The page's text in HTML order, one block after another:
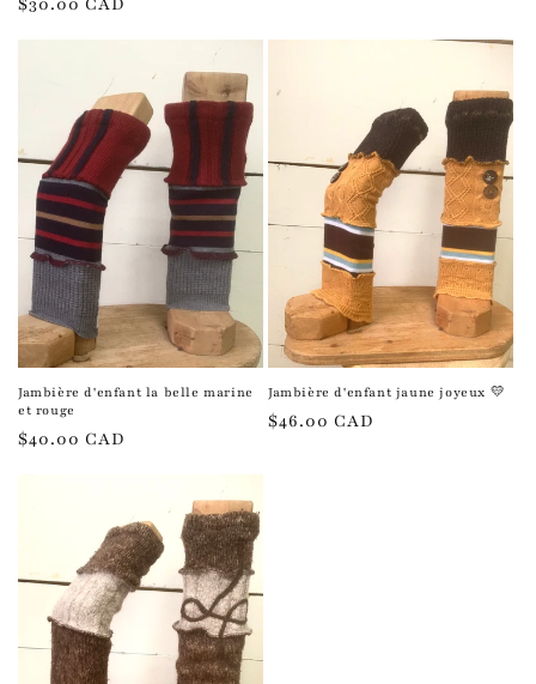
Prix
$30.00 CAD
Jambière d'enfant la belle marine
et rouge
Prix
$40.00 CAD
Jambière d'enfant jaune joyeux 💛
Prix
$46.00 CAD